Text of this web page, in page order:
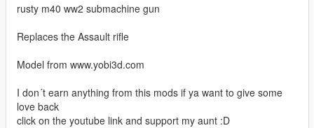
rusty m40 ww2 submachine gun
Replaces the Assault rifle
Model from www.yobi3d.com
I don´t earn anything from this mods if ya want to give some
love back
click on the youtube link and support my aunt :D